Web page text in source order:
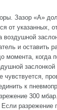
Зазор «А»
от указанных,
воздушной
и оставить
момента, когда
к
300
разрежение